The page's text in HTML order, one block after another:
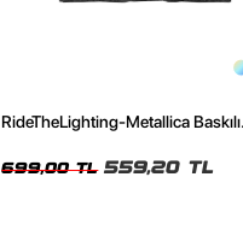
RideTheLighting-Metallica Baskılı
699,00 TL 559,20 TL